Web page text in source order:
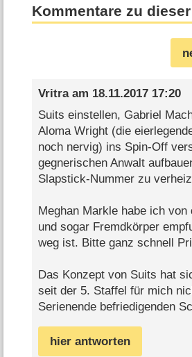
Kommentare zu
Vritraam 18.11.2017 17:20
Suits einstellen, Gabriel
Aloma Wright (die
noch nervig) ins Spin-Off
gegnerischen Anwalt
Slapstick-Nummer zu
Meghan Markle habe ich
und sogar Fremdkörper
weg ist. Bitte ganz schnell
Das Konzept von Suits hat
seit der 5. Staffel für mich
Serienende befriedigenden
hier antworten